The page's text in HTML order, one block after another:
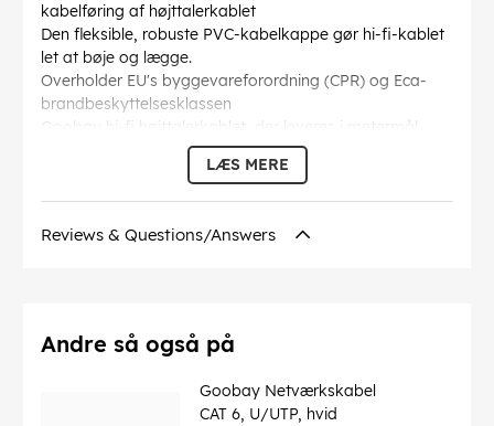
kabelføring af højttalerkablet
Den fleksible, robuste PVC-kabelkappe gør hi-fi-kablet
let at bøje og lægge.
Overholder EU's byggevareforordning (CPR) og Eca-
brandbeskyttelsesklassen
Goobay hi-fi højttalerkablet, der leveres i metermål,
kan du selv sammensætte det til den pågældende
Kabelkappen diameter: 4 mm
Kabelstruktur: 2x50 / 0,25mm (4,0 x 8,0mm OD)
Farveversion : Transparent
Brandklasse (CPR) : Eca
: 1 stk. kabelring
LÆS MERE
Reviews & Questions/Answers
Andre så også på
Goobay Netværkskabel
CAT 6, U/UTP, hvid